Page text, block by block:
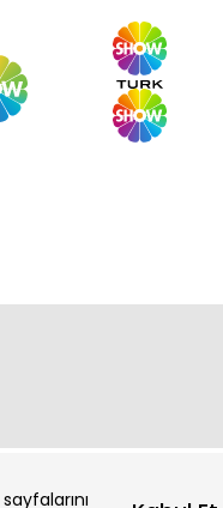
sayfalarını